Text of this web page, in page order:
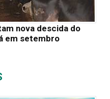
nova descida do
em setembro